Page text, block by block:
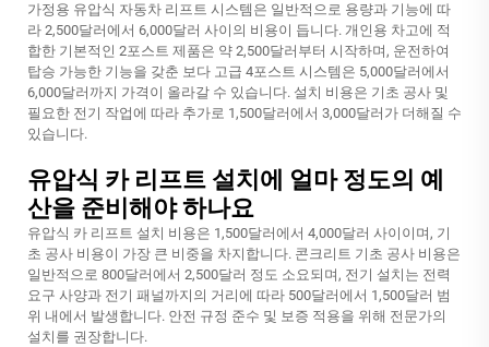
가정용 유압식 자동차 리프트 시스템은 일반적으로 용량과 기능에 따
라 2,500달러에서 6,000달러 사이의 비용이 듭니다. 개인용 차고에 적
합한 기본적인 2포스트 제품은 약 2,500달러부터 시작하며, 운전하여
탑승 가능한 기능을 갖춘 보다 고급 4포스트 시스템은 5,000달러에서
6,000달러까지 가격이 올라갈 수 있습니다. 설치 비용은 기초 공사 및
필요한 전기 작업에 따라 추가로 1,500달러에서 3,000달러가 더해질 수
있습니다.
유압식 카 리프트 설치에 얼마 정도의 예
산을 준비해야 하나요
유압식 카 리프트 설치 비용은 1,500달러에서 4,000달러 사이이며, 기
초 공사 비용이 가장 큰 비중을 차지합니다. 콘크리트 기초 공사 비용은
일반적으로 800달러에서 2,500달러 정도 소요되며, 전기 설치는 전력
요구 사양과 전기 패널까지의 거리에 따라 500달러에서 1,500달러 범
위 내에서 발생합니다. 안전 규정 준수 및 보증 적용을 위해 전문가의
설치를 권장합니다.